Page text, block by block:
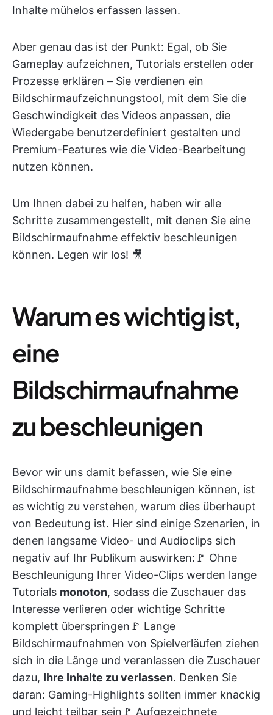
Inhalte mühelos erfassen lassen.
Aber genau das ist der Punkt: Egal, ob Sie
Gameplay aufzeichnen, Tutorials erstellen oder
Prozesse erklären – Sie verdienen ein
Bildschirmaufzeichnungstool, mit dem Sie die
Geschwindigkeit des Videos anpassen, die
Wiedergabe benutzerdefiniert gestalten und
Premium-Features wie die Video-Bearbeitung
nutzen können.
Um Ihnen dabei zu helfen, haben wir alle
Schritte zusammengestellt, mit denen Sie eine
Bildschirmaufnahme effektiv beschleunigen
können. Legen wir los! 🎥
Warum es wichtig ist,
eine
Bildschirmaufnahme
zu beschleunigen
Bevor wir uns damit befassen, wie Sie eine
Bildschirmaufnahme beschleunigen können, ist
es wichtig zu verstehen, warum dies überhaupt
von Bedeutung ist. Hier sind einige Szenarien, in
denen langsame Video- und Audioclips sich
negativ auf Ihr Publikum auswirken:🚩 Ohne
Beschleunigung Ihrer Video-Clips werden lange
Tutorials monoton, sodass die Zuschauer das
Interesse verlieren oder wichtige Schritte
komplett überspringen🚩 Lange
Bildschirmaufnahmen von Spielverläufen ziehen
sich in die Länge und veranlassen die Zuschauer
dazu, Ihre Inhalte zu verlassen. Denken Sie
daran: Gaming-Highlights sollten immer knackig
und leicht teilbar sein🚩 Aufgezeichnete